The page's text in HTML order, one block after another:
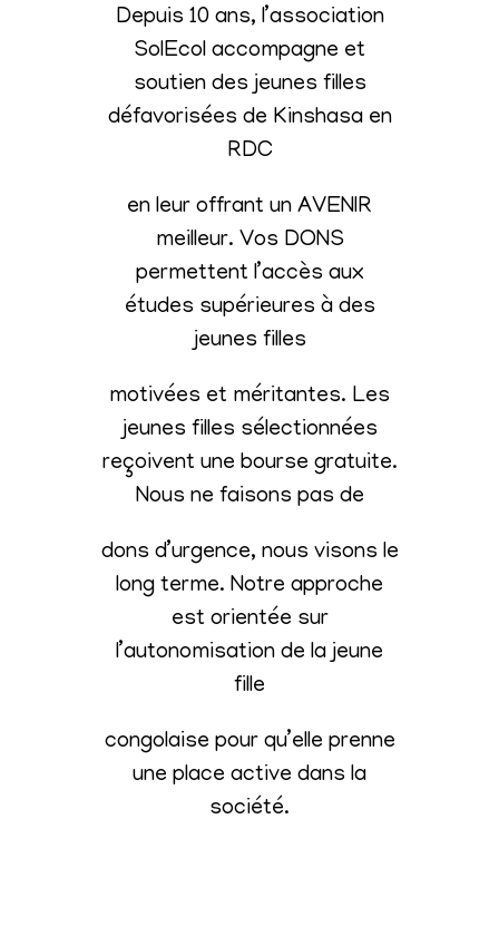
Depuis 10 ans, l’association
SolEcol accompagne et
soutien des jeunes filles
défavorisées de Kinshasa en
RDC
en leur offrant un AVENIR
meilleur. Vos DONS
permettent l’accès aux
études supérieures à des
jeunes filles
motivées et méritantes. Les
jeunes filles sélectionnées
reçoivent une bourse gratuite.
Nous ne faisons pas de
dons d’urgence, nous visons le
long terme. Notre approche
est orientée sur
l’autonomisation de la jeune
fille
congolaise pour qu’elle prenne
une place active dans la
société.